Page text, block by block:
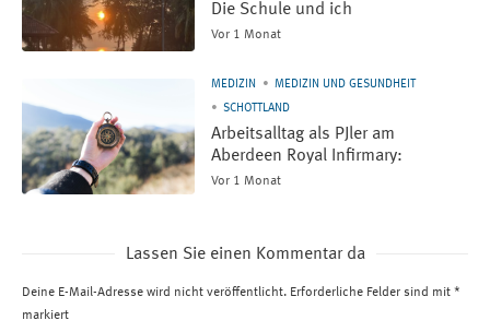
Die Schule und ich
Vor 1 Monat
MEDIZIN
MEDIZIN UND GESUNDHEIT
SCHOTTLAND
Arbeitsalltag als PJler am
Aberdeen Royal Infirmary:
Vor 1 Monat
Lassen Sie einen Kommentar da
Deine E-Mail-Adresse wird nicht veröffentlicht. Erforderliche Felder sind mit *
markiert